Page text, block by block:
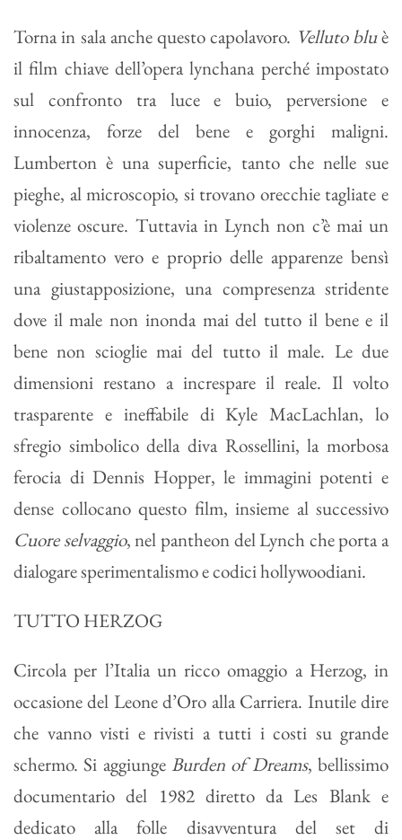
Torna in sala anche questo capolavoro. Velluto bluè
il film chiave dell’opera lynchana perché impostato
sul confronto tra luce e buio, perversione e
innocenza, forze del bene e gorghi maligni.
Lumberton è una superficie, tanto che nelle sue
pieghe, al microscopio, si trovano orecchie tagliate e
violenze oscure. Tuttavia in Lynch non c’è mai un
ribaltamento vero e proprio delle apparenze bensì
una giustapposizione, una compresenza stridente
dove il male non inonda mai del tutto il bene e il
bene non scioglie mai del tutto il male. Le due
dimensioni restano a increspare il reale. Il volto
trasparente e ineffabile di Kyle MacLachlan, lo
sfregio simbolico della diva Rossellini, la morbosa
ferocia di Dennis Hopper, le immagini potenti e
dense collocano questo film, insieme al successivo
Cuore selvaggio, nel pantheon del Lynch che porta a
dialogare sperimentalismo e codici hollywoodiani.
TUTTO HERZOG
Circola per l’Italia un ricco omaggio a Herzog, in
occasione del Leone d’Oro alla Carriera. Inutile dire
che vanno visti e rivisti a tutti i costi su grande
schermo. Si aggiunge Burden of Dreams, bellissimo
documentario del 1982 diretto da Les Blank e
dedicato alla folle disavventura del set di